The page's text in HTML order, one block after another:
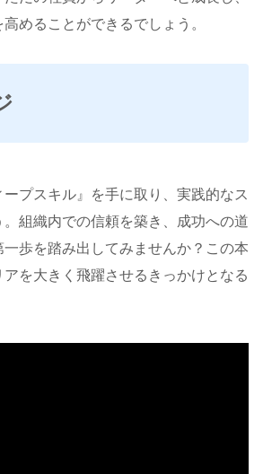
めることができるでしょう。
プスキル』を手に取り、実践的なス
組織内での信頼を築き、成功への道
歩を踏み出してみませんか？この本
を大きく飛躍させるきっかけとなる